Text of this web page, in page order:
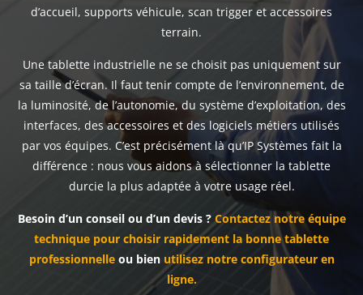
d’accueil, supports véhicule, scan trigger et accessoires
terrain.
Une tablette industrielle ne se choisit pas uniquement sur
sa taille d’écran. Il faut tenir compte de l’environnement, de
la luminosité, de l’autonomie, du système d’exploitation, des
interfaces, des accessoires et des logiciels métiers utilisés
par vos équipes. C’est précisément là qu’IP Systèmes fait la
différence : nous vous aidons à sélectionner la tablette
durcie la plus adaptée à votre usage réel.
Besoin d’un conseil ou d’un devis ? Contactez notre équipe
technique pour choisir rapidement la bonne tablette
professionnelleou bien utilisez notre configurateur en
ligne.